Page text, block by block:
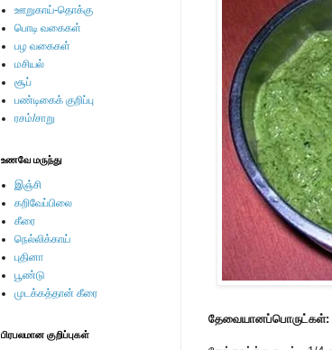
தேவையானப்பொருட்கள்:
ஊறுகாய்-தொக்கு
பொடி வகைகள்
பழ வகைகள்
மசியல்
சூப்
பண்டிகைக் குறிப்பு
ரசம்/சாறு
உணவே மருந்து
இஞ்சி
கறிவேப்பிலை
கீரை
நெல்லிக்காய்
புதினா
பூண்டு
முடக்கத்தான் கீரை
பிரபலமான குறிப்புகள்